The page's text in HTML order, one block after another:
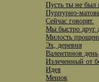
Пусть ты не был
Пурпурно-
Сейчас говорят.
Мы быстро друг
Милость
Эх, деревня
Валентинов день
Излеченный от
Идея
Мешок